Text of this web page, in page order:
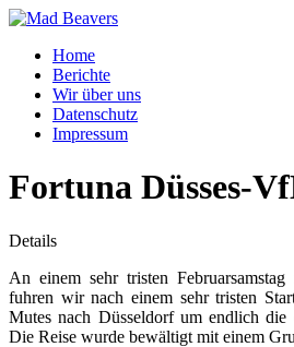
Home
Berichte
Wir über uns
Datenschutz
Impressum
Fortuna Düsses-
Details
An einem sehr tristen
fuhren wir nach einem sehr tristen
Mutes nach Düsseldorf um endlich die
Die Reise wurde bewältigt mit einem